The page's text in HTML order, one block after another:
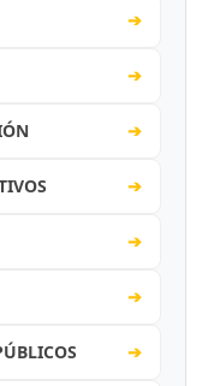
➔
➔
➔
➔
➔
➔
➔